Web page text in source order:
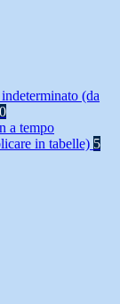
(da
a tempo
in tabelle) 5